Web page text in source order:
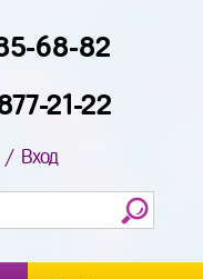
68-82
21-22
/ Вход